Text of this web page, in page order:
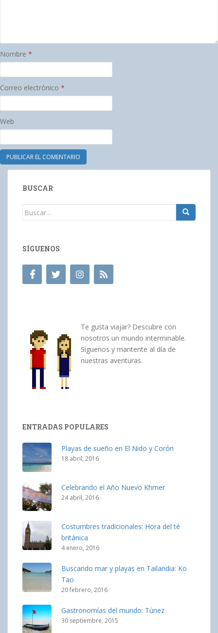
Nombre *
Correo electrónico *
Web
BUSCAR
Buscar:
SÍGUENOS
Te gusta viajar? Descubre con
nosotros un mundo interminable.
Síguenos y mantente al día de
nuestras aventuras.
ENTRADAS POPULARES
Playas de sueño en El Nido y Corón
18 abril, 2016
Celebrando el Año Nuevo Khmer
24 abril, 2016
Costumbres tradicionales: Hora del té
británica
4 enero, 2016
Buscando mar y playas en Tailandia: Ko
Tao
20 febrero, 2016
Gastronomías del mundo: Túnez
30 septiembre, 2015